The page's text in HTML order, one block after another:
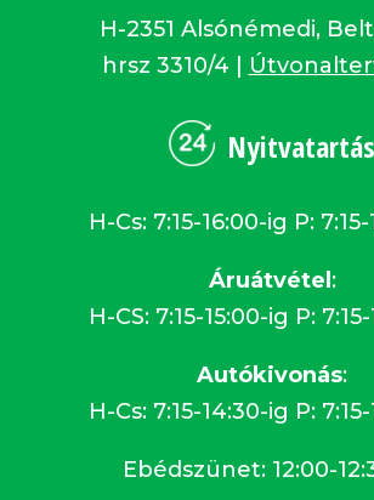
H-2351 Alsónémedi,
hrsz 3310/4 |
Nyitvatartás
H-Cs: 7:15-16:00-ig P:
Áruátvétel :
H-CS: 7:15-15:00-ig P:
Autókivonás:
H-Cs: 7:15-14:30-ig P:
Ebédszünet: 12:00-